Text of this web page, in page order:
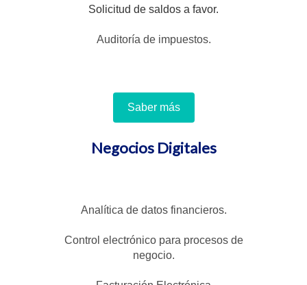
Solicitud de saldos a favor.
Auditoría de impuestos.
Saber más
Negocios Digitales
Analítica de datos financieros.
Control electrónico para procesos de
negocio.